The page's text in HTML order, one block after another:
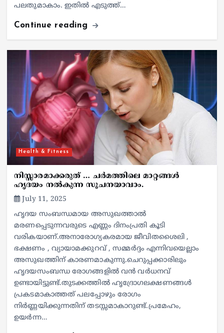
പലതുമാകാം. ഇതിൽ എടുത്ത്…
Continue reading
Health & Fitness
നിസ്സാരമാക്കരുത് … ചർമത്തിലെ മാറ്റങ്ങൾ
ഹൃദയം നൽകുന്ന സൂചനയാവാം.
July 11, 2025
ഹൃദയ സംബന്ധമായ അസുഖത്താൽ
മരണപ്പെടുന്നവരുടെ എണ്ണം ദിനംപ്രതി കൂടി
വരികയാണ്.അനാരോഗ്യകരമായ ജീവിതശൈലി ,
ഭക്ഷണം , വ്യായാമക്കുറവ് , സമ്മർദ്ദം എന്നിവയെല്ലാം
അസുഖത്തിന് കാരണമാകുന്നു.ചെറുപ്പക്കാരിലും
ഹൃദയസംബന്ധ രോഗങ്ങളിൽ വൻ വർധനവ്
ഉണ്ടായിട്ടുണ്ട്.തുടക്കത്തിൽ ഹൃദ്രോഗലക്ഷണങ്ങൾ
പ്രകടമാകാത്തത് പലപ്പോഴും രോഗം
നിർണ്ണയിക്കുന്നതിന് തടസ്സമാകാറുണ്ട്.പ്രമേഹം,
ഉയർന്ന…